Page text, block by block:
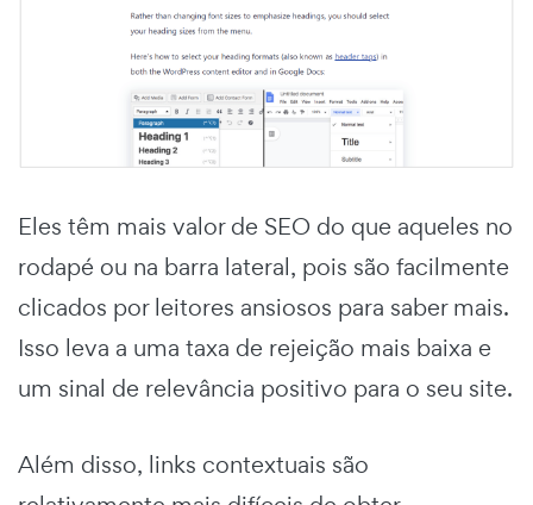
Eles têm mais valor de SEO do que aqueles no
rodapé ou na barra lateral, pois são facilmente
clicados por leitores ansiosos para saber mais.
Isso leva a uma taxa de rejeição mais baixa e
um sinal de relevância positivo para o seu site.
Além disso, links contextuais são